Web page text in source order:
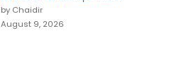
by Chaidir
August 9, 2026